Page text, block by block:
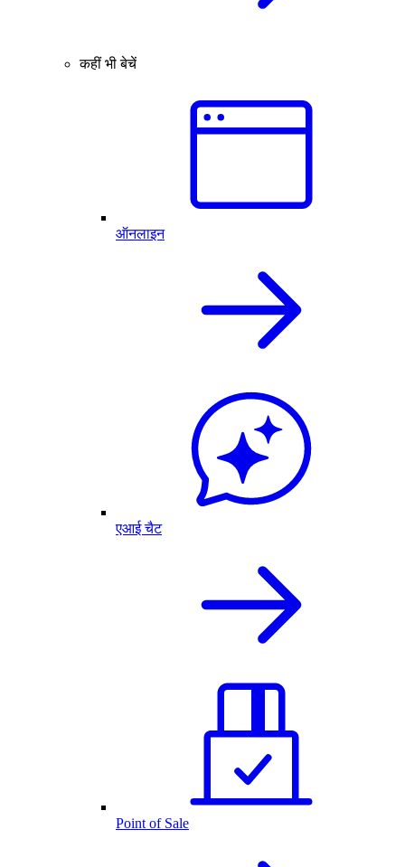
कहीं भी बेचें
ऑनलाइन
एआई चैट
Point of Sale